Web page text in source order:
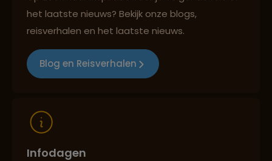
Best beoordeelde reisroutes
het laatste nieuws? Bekijk onze blogs,
reisverhalen en het laatste nieuws.
Blog en Reisverhalen
Infodagen